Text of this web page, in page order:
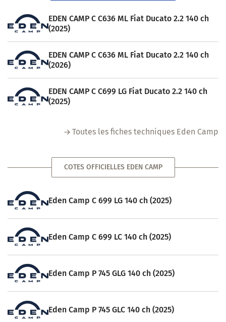
EDEN CAMP C C636 ML Fiat Ducato 2.2 140 ch
(2025)
EDEN CAMP C C636 ML Fiat Ducato 2.2 140 ch
(2026)
EDEN CAMP C C699 LG Fiat Ducato 2.2 140 ch
(2025)
Toutes les fiches techniques Eden Camp
COTES OFFICIELLES EDEN CAMP
Eden Camp C 699 LG 140 ch (2025)
Eden Camp C 699 LC 140 ch (2025)
Eden Camp P 745 GLG 140 ch (2025)
Eden Camp P 745 GLC 140 ch (2025)